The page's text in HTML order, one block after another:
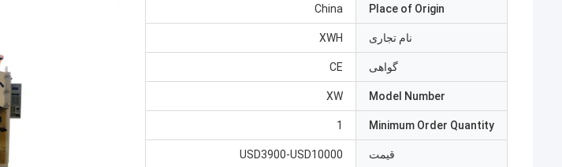
Place of Origin
China
نام تجاری XWH
گواهی CE
Model Number
XW
Minimum Order Quantity
1
قیمت USD3900-USD10000